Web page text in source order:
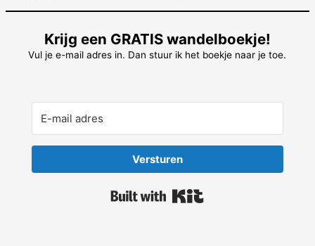
Krijg een GRATIS wandelboekje!
Vul je e-mail adres in. Dan stuur ik het boekje naar je toe.
Versturen